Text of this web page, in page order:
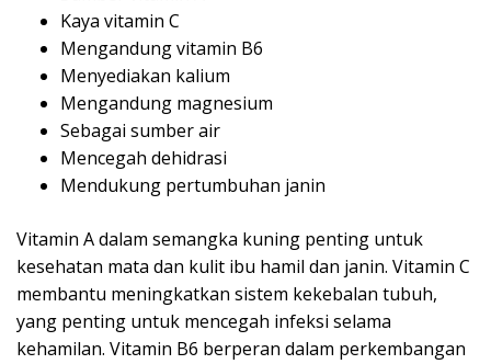
Kaya vitamin C
Mengandung vitamin B6
Menyediakan kalium
Mengandung magnesium
Sebagai sumber air
Mencegah dehidrasi
Mendukung pertumbuhan janin
Vitamin A dalam semangka kuning penting untuk
kesehatan mata dan kulit ibu hamil dan janin. Vitamin C
membantu meningkatkan sistem kekebalan tubuh,
yang penting untuk mencegah infeksi selama
kehamilan. Vitamin B6 berperan dalam perkembangan